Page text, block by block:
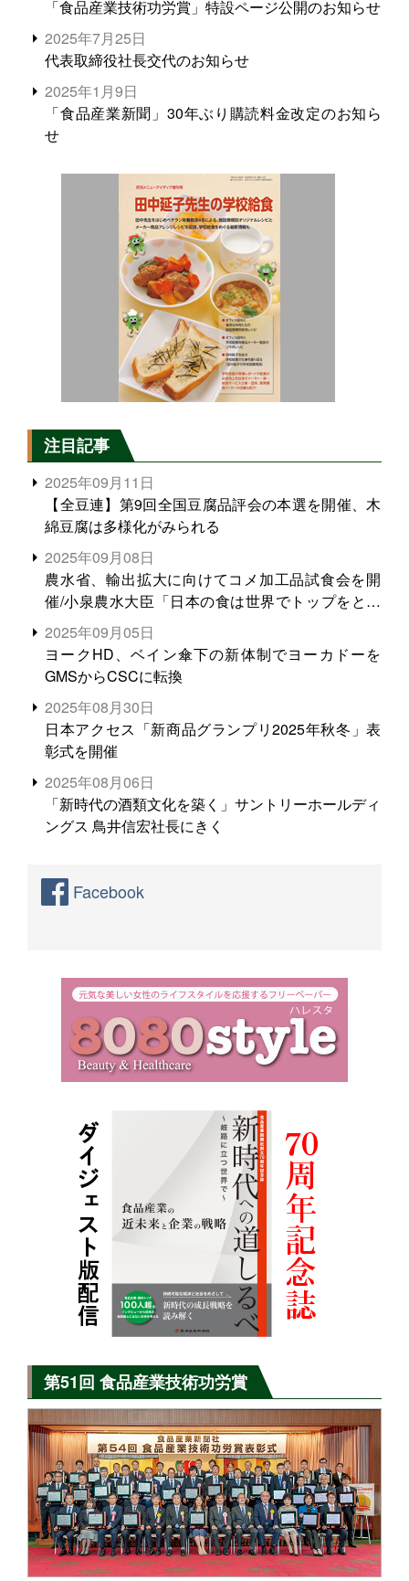
「食品産業技術功労賞」特設ページ公開のお知らせ
2025年7月25日
代表取締役社長交代のお知らせ
2025年1月9日
「食品産業新聞」30年ぶり購読料金改定のお知ら
せ
注目記事
2025年09月11日
【全豆連】第9回全国豆腐品評会の本選を開催、木
綿豆腐は多様化がみられる
2025年09月08日
農水省、輸出拡大に向けてコメ加工品試食会を開
催/小泉農水大臣「日本の食は世界でトップをとれ
る。米増産に向けて、米輸出需要の拡大を」
2025年09月05日
ヨークHD、ベイン傘下の新体制でヨーカドーを
GMSからCSCに転換
2025年08月30日
日本アクセス「新商品グランプリ2025年秋冬」表
彰式を開催
2025年08月06日
「新時代の酒類文化を築く」サントリーホールディ
ングス 鳥井信宏社長にきく
Facebook
第51回 食品産業技術功労賞